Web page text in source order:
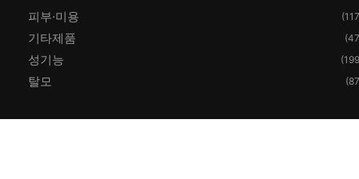
피부·미용
기타제품
성기능
탈모